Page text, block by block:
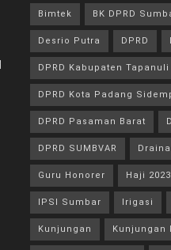
Bimtek BK DPRD
Desrio Putra DPRD
DPRD Kabupaten
DPRD Kota Padang
DPRD Pasaman Barat
DPRD SUMBVAR
Guru Honorer Haji 2023
IPSI Sumbar Irigasi
Kunjungan Kunjungan